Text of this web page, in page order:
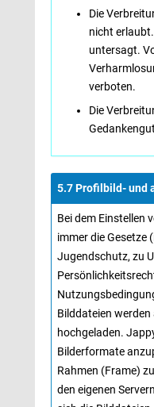
Die
nicht
untersagt.
verboten.
Die
5.7 Profilbild- und
Bei dem Einstellen
immer die Gesetze
Jugendschutz, zu
Bilddateien
hochgeladen.
Bilderformate
Rahmen (Frame)
den eigenen